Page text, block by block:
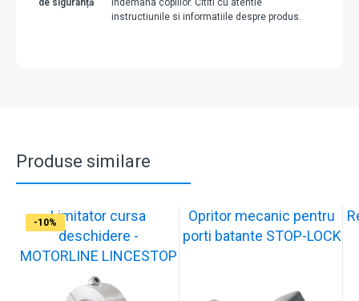
de siguranță
indemana copiilor. Cititi cu atentie
instructiunile si informatiile despre produs.
Produse similare
-12%Limitator cursa
deschidere -
MOTORLINE LINCESTOP
-10%
Opritor mecanic pentru
porti batante STOP-LOCK
-10%
-11%
-10%
-11%
-9%
-10%
-11%
-10%